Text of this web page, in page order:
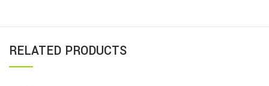
RELATED PRODUCTS